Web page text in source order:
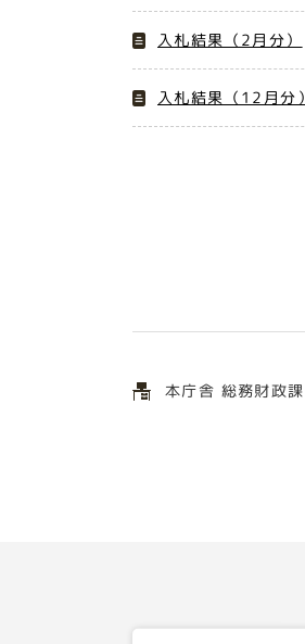
入札結果（2月分）
入札結果（12月分）
本庁舎 総務財政課